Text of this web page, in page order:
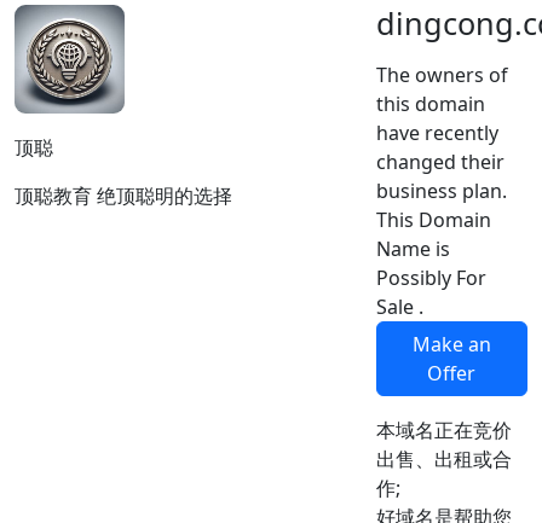
顶聪
顶聪教育 绝顶聪明的选择
The owners of
this domain
have recently
changed their
business plan.
This Domain
Name is
Possibly For
Sale .
Make an
Offer
本域名正在竞价
出售、出租或合
作;
好域名是帮助您